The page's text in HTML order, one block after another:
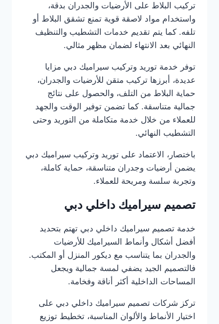
تركيب البلاط على الأرضيات والجدران بدقة،
واستخدام مواد لاصقة قوية تمنع تشقق البلاط أو
تلفه. كما يتم تقديم خدمات التشطيب والتنظيف
النهائي بعد الانتهاء لضمان مظهر مثالي.
توفر خدمة توريد وتركيب سيراميك دبي مزايا
عديدة، أبرزها تركيب متقن للأرضيات والجدران،
حماية البلاط من التلف، والحصول على نتائج
جمالية متناسقة. كما تضمن توفير الوقت والجهد
للعملاء من خلال خدمة متكاملة من التوريد وحتى
التشطيب النهائي.
باختصار، الاعتماد على توريد وتركيب سيراميك دبي
يضمن أرضيات وجدران متناسقة، حماية كاملة،
وتجربة سلسة ومريحة للعملاء.
تصميم سيراميك داخلي دبي
خدمة تصميم سيراميك داخلي دبي تهتم بتحديد
أفضل أشكال وأنماط السيراميك للأرضيات
والجدران بما يتناسب مع ديكور المنزل أو المكتب.
فالتصميم الجيد يضفي لمسة جمالية ويجعل
المساحات الداخلية أكثر أناقة وفخامة.
تركز شركات تصميم سيراميك داخلي دبي على
اختيار الأنماط والألوان المناسبة، تخطيط توزيع